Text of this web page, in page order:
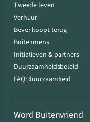
Tweede leven
Verhuur
Bever koopt terug
Buitenmens
Initiatieven & partners
Duurzaamheidsbeleid
FAQ: duurzaamheid
Word Buitenvriend